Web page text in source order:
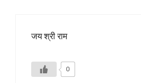
जय श्री राम
0